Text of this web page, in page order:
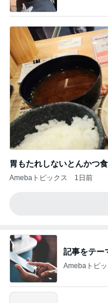
胃もたれしないとんかつ
Amebaトピックス 1日前
記事をテー
Amebaトピッ